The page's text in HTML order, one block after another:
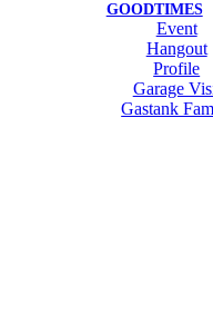
GOODTIMES
Event
Hangout
Profile
Garage
Gastank